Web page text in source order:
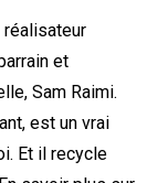
réalisateur
et
Sam Raimi.
est un vrai
Et il recycle